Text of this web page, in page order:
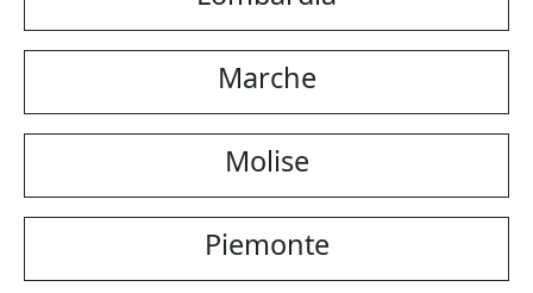
Marche
Molise
Piemonte